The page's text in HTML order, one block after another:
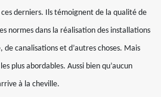
derniers. Ils témoignent de la qualité de
normes dans la réalisation des installations
canalisations et d’autres choses. Mais
plus abordables. Aussi bien qu’aucun
à la cheville.